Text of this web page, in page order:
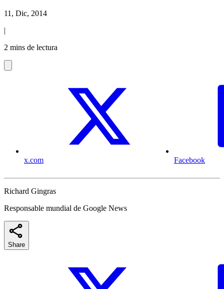
11, Dic, 2014
|
2 mins de lectura
x.com Facebook
Richard Gingras
Responsable mundial de Google News
Share